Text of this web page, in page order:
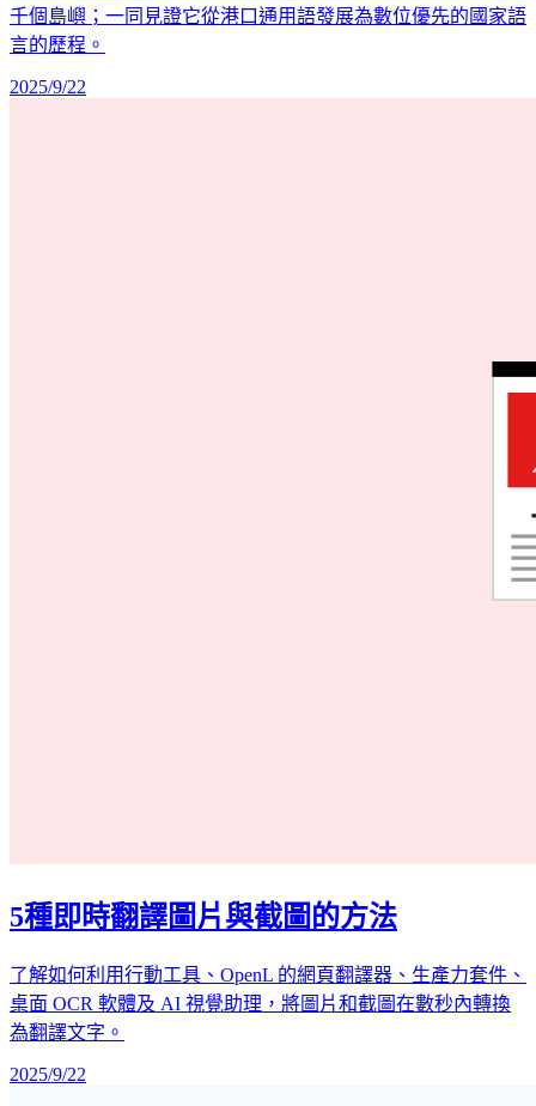
千個島嶼；一同見證它從港口通用語發展為數位優先的國家語
言的歷程。
2025/9/22
5種即時翻譯圖片與截圖的方法
了解如何利用行動工具、OpenL 的網頁翻譯器、生產力套件、
桌面 OCR 軟體及 AI 視覺助理，將圖片和截圖在數秒內轉換
為翻譯文字。
2025/9/22